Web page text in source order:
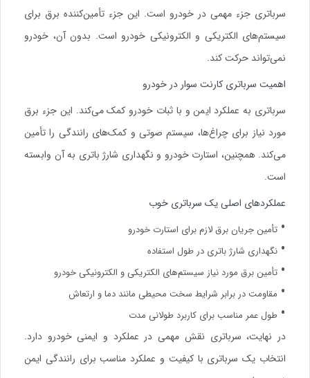
سرباتری جزء مهمی در خودرو است. این جزء تأمین‌کننده برق برای
سیستم‌های الکتریکی و الکترونیکی خودرو است. بدون آن، خودرو
نمی‌تواند حرکت کند.
اهمیت سرباتری کارنت سوار در خودرو
سرباتری به عملکرد ایمن و با ثبات خودرو کمک می‌کند. این جزء برق
مورد نیاز برای چراغ‌ها، سیستم صوتی و کمک‌های رانندگی را تأمین
می‌کند. همچنین، استارت خودرو و نگهداری شارژ باتری به آن وابسته
است.
عملکردهای اصلی یک سرباتری خوب
تأمین جریان برق لازم برای استارت خودرو
نگهداری شارژ باتری در طول استفاده
تأمین برق مورد نیاز سیستم‌های الکتریکی و الکترونیکی خودرو
مقاومت در برابر شرایط سخت محیطی مانند دما و ارتعاش
طول عمر مناسب برای کاربرد طولانی مدت
در نهایت، سرباتری نقش مهمی در عملکرد و ایمنی خودرو دارد.
انتخاب یک سرباتری با کیفیت و عملکرد مناسب برای رانندگی ایمن